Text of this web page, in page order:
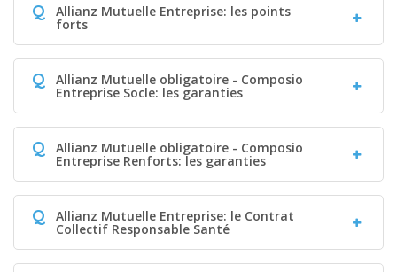
Q Allianz Mutuelle Entreprise: les points
forts
Q Allianz Mutuelle obligatoire - Composio
Entreprise Socle: les garanties
Q Allianz Mutuelle obligatoire - Composio
Entreprise Renforts: les garanties
Q Allianz Mutuelle Entreprise: le Contrat
Collectif Responsable Santé